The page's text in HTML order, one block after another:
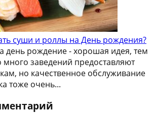
суши и роллы на День рождения?
день рождение - хорошая идея, тем
много заведений предоставляют
но качественное обслуживание
тоже очень...